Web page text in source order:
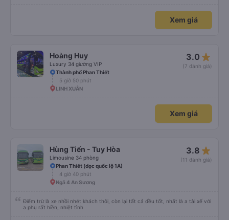
Xem giá
Hoàng Huy
Luxury 34 giường VIP
3.0 star_rate
(7 đánh giá)
Thành phố Phan Thiết
5 giờ 50 phút
LINH XUÂN
Xem giá
Hùng Tiến - Tuy Hòa
Limousine 34 phòng
3.8 star_rate
(11 đánh giá)
Phan Thiết (dọc quốc lộ 1A)
4 giờ 40 phút
Ngã 4 An Sương
Điểm trừ là xe nhồi nhét khách thôi, còn lại tất cả đều tốt, nhất là a tài xế với
a phụ rất hiền, nhiệt tình